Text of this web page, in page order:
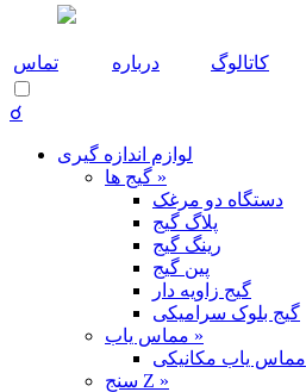
تماس درباره کاتالوگ
☌
لوازم اندازه گیری
گیج ها »
دستگاه دو مرغک
پلاگ گیج
رینگ گیج
پین گیج
گیج زاویه دار
گیج بلوک سرامیکی
مماس یاب »
مماس یاب مکانیکی
سنج Z »